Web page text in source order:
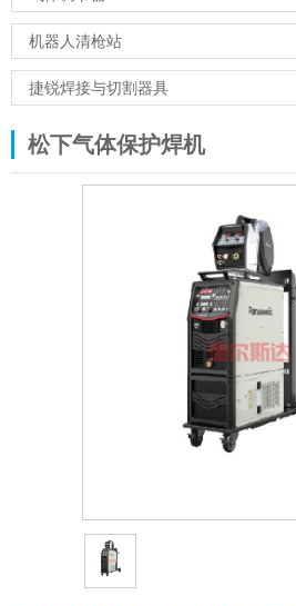
机器人清枪站
捷锐焊接与切割器具
松下气体保护焊机